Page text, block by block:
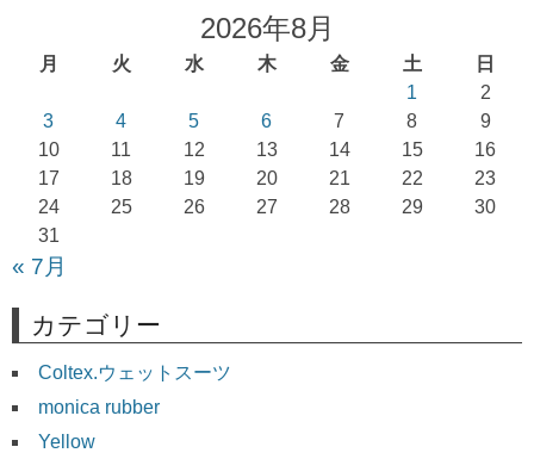
2026年8月
月 火 水 木 金 土
日
1
2
3
4 5 6 7 8
9
10
11 12 13 14 15
16
17
18 19 20 21 22
23
24
25 26 27 28 29
30
31
« 7月
カテゴリー
Coltex.ウェットスーツ
monica rubber
Yellow